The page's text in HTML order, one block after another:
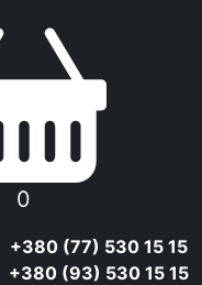
0
+380 (77) 530 15 15
+380 (93) 530 15 15